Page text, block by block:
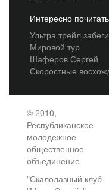
Интересно почитать
Ультра трейл забеги
Мировой тур
Шаферов Сергей
Скоростные
© 2010,
Республиканское
молодежное
общественное
объединение
"Скалолазный клуб